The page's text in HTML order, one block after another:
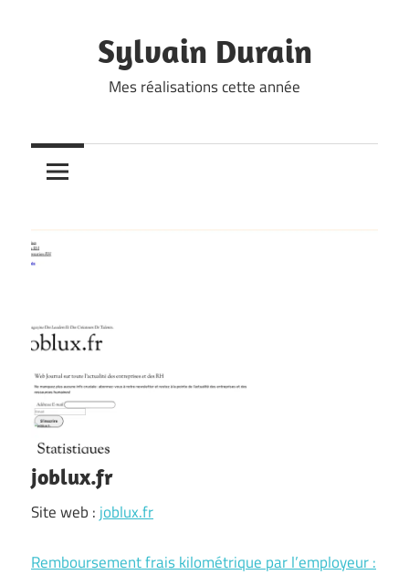
Sylvain Durain
Mes réalisations cette année
joblux.fr
Site web : joblux.fr
Remboursement frais kilométrique par l’employeur :